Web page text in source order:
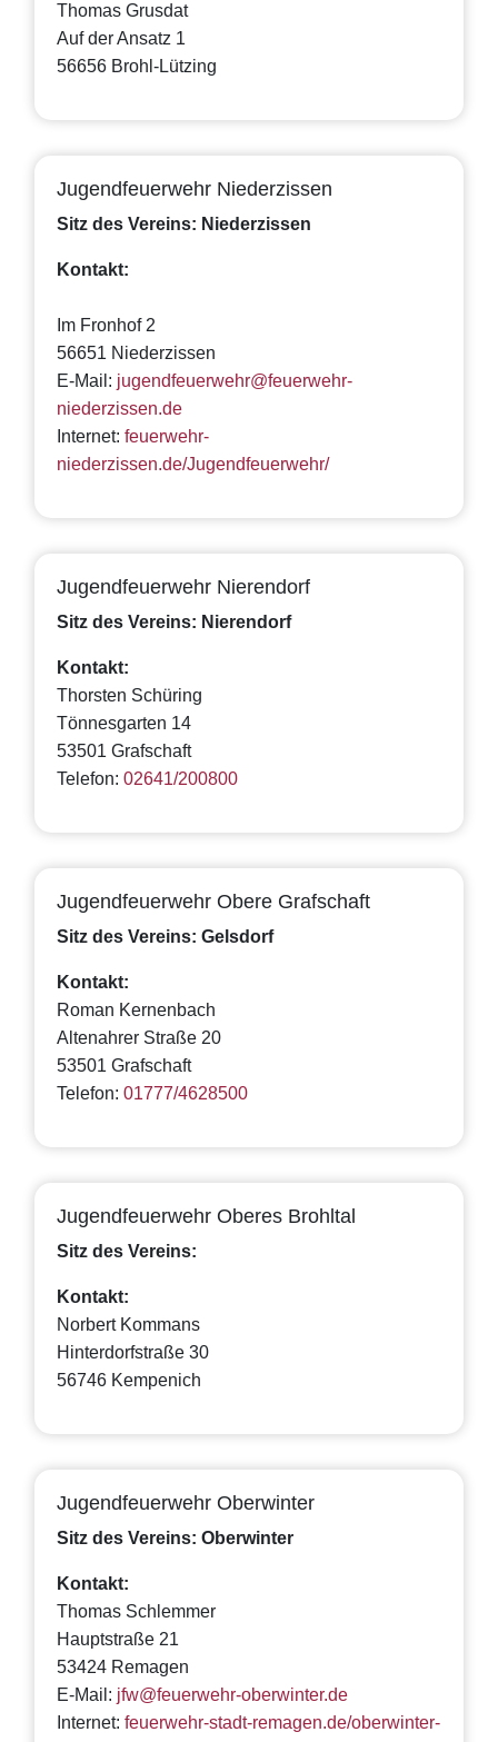
Thomas Grusdat
Auf der Ansatz 1
56656 Brohl-Lützing
Jugendfeuerwehr Niederzissen
Sitz des Vereins: Niederzissen
Kontakt:
Im Fronhof 2
56651 Niederzissen
E-Mail: jugendfeuerwehr@feuerwehr-
niederzissen.de
Internet: feuerwehr-
niederzissen.de/Jugendfeuerwehr/
Jugendfeuerwehr Nierendorf
Sitz des Vereins: Nierendorf
Kontakt:
Thorsten Schüring
Tönnesgarten 14
53501 Grafschaft
Telefon: 02641/200800
Jugendfeuerwehr Obere Grafschaft
Sitz des Vereins: Gelsdorf
Kontakt:
Roman Kernenbach
Altenahrer Straße 20
53501 Grafschaft
Telefon: 01777/4628500
Jugendfeuerwehr Oberes Brohltal
Sitz des Vereins:
Kontakt:
Norbert Kommans
Hinterdorfstraße 30
56746 Kempenich
Jugendfeuerwehr Oberwinter
Sitz des Vereins: Oberwinter
Kontakt:
Thomas Schlemmer
Hauptstraße 21
53424 Remagen
E-Mail: jfw@feuerwehr-oberwinter.de
Internet: feuerwehr-stadt-remagen.de/oberwinter-